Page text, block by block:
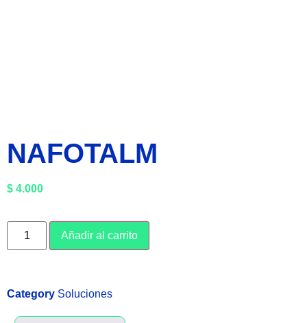
NAFOTALM
$ 4.000
Añadir al carrito
Category Soluciones